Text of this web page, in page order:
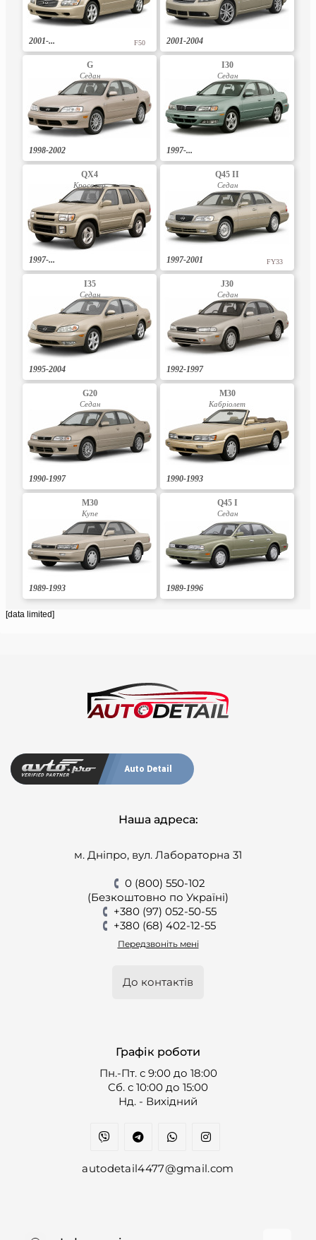
2001-... F50 2001-2004
G
Седан
1998-2002
I30
Седан
1997-...
QX4
Кросовер
1997-...
Q45 II
Седан
1997-2001 FY33
I35
Седан
1995-2004
J30
Седан
1992-1997
G20
Седан
1990-1997
M30
Кабріолет
1990-1993
M30
Купе
1989-1993
Q45 I
Седан
1989-1996
[data limited]
Auto Detail
Наша адреса:
м. Дніпро, вул. Лабораторна 31
0 (800) 550-102
(Безкоштовно по Україні)
+380 (97) 052-50-55
+380 (68) 402-12-55
Передзвоніть мені
До контактів
Графік роботи
Пн.-Пт. с 9:00 до 18:00
Cб. с 10:00 до 15:00
Нд. - Вихідний
autodetail4477@gmail.com